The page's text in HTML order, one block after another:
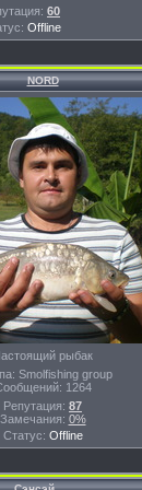
60
Offline
NORD
рыбак
Smolfishing group
1264
Репутация: 87
Замечания: 0%
Статус: Offline